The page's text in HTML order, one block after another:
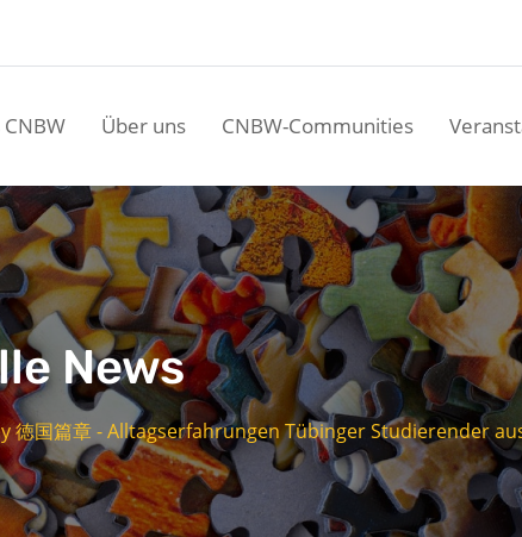
CNBW Über uns CNBW-Communities
News
徳国篇章 - Alltagserfahrungen Tübinger Studierender